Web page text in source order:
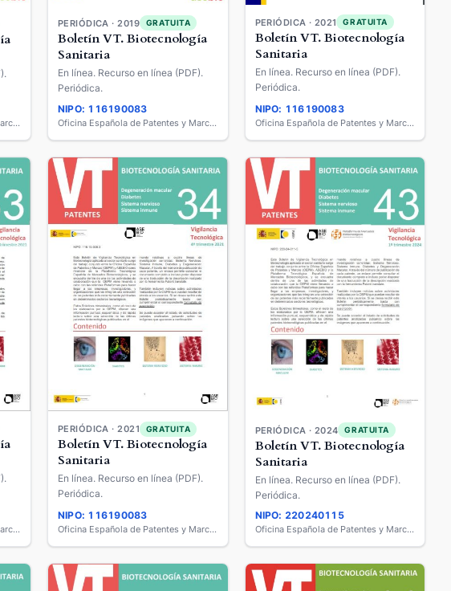
Oficina Española de Patentes y Marcas
PERIÓDICA · 2019 GRATUITA
Boletín VT. Biotecnología
Sanitaria
En línea. Recurso en línea (PDF).
Periódica.
NIPO: 116190083
Oficina Española de Patentes y Marcas
PERIÓDICA · 2021 GRATUITA
Boletín VT. Biotecnología
Sanitaria
En línea. Recurso en línea (PDF).
Periódica.
NIPO: 116190083
Oficina Española de Patentes y Marcas
Oficina Española de Patentes y Marcas
PERIÓDICA · 2021 GRATUITA
Boletín VT. Biotecnología
Sanitaria
En línea. Recurso en línea (PDF).
Periódica.
NIPO: 116190083
Oficina Española de Patentes y Marcas
PERIÓDICA · 2024 GRATUITA
Boletín VT. Biotecnología
Sanitaria
En línea. Recurso en línea (PDF).
Periódica.
NIPO: 220240115
Oficina Española de Patentes y Marcas